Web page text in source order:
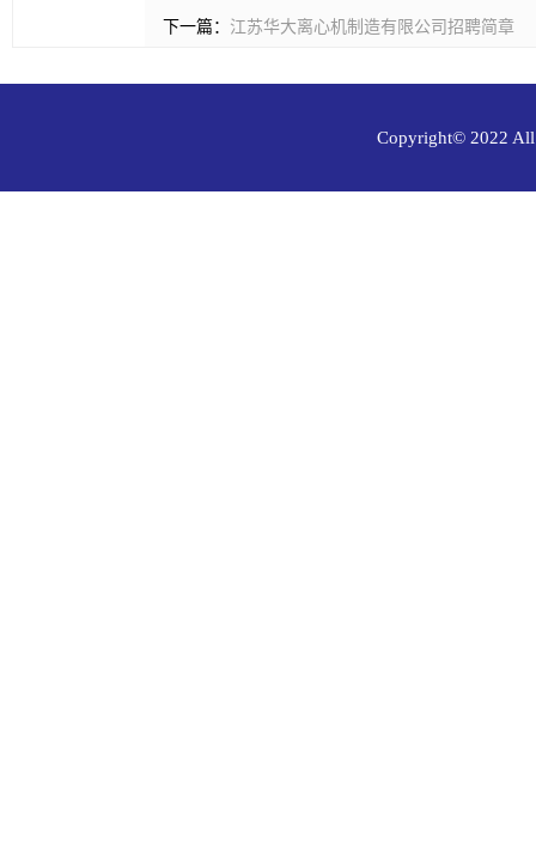
下一篇： 江苏华大离心机制造有限公司招聘简章
Copyright© 2022